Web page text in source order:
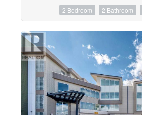
Search
2 Bedroom 2 Bathroom